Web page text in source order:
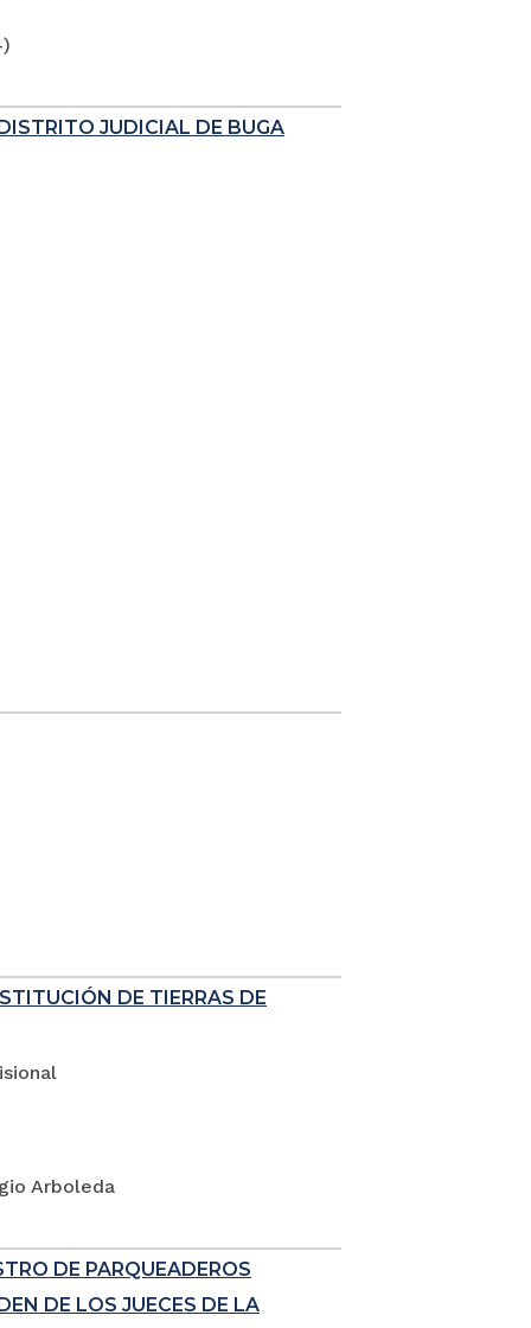
JUDICIAL DE BUGA
DE TIERRAS DE
Arboleda
DE PARQUEADEROS
DE LOS JUECES DE LA